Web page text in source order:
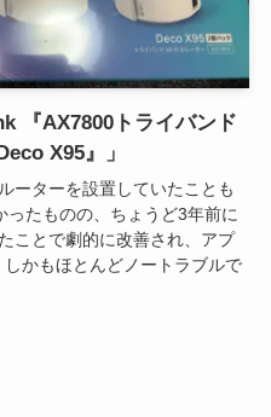
『AX7800トライバンド
X95』」
ーターを設置していたことも
たものの、ちょうど3年前に
ことで劇的に改善され、アプ
かもほとんどノートラブルで